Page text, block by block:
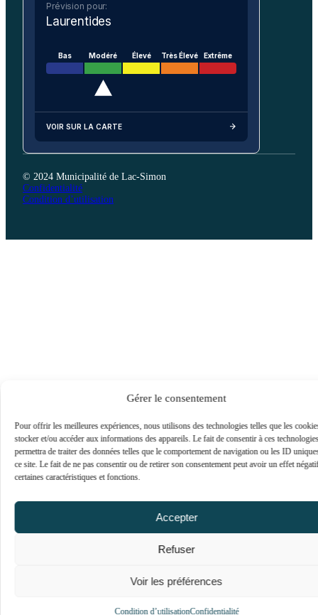
Gérer le consentement
Pour offrir les meilleures expériences, nous utilisons des technologies telles que les
stocker et/ou accéder aux informations des appareils. Le fait de consentir à ces
permettra de traiter des données telles que le comportement de navigation ou les ID
ce site. Le fait de ne pas consentir ou de retirer son consentement peut avoir un effet
certaines caractéristiques et fonctions.
Accepter
Refuser
Voir les préférences
Condition d’utilisationConfidentialité
Prévision pour:
Laurentides
Bas Modéré Élevé Très Élevé Extrême
VOIR SUR LA CARTE
© 2024 Municipalité de Lac-Simon
Confidentialité
Condition d’utilisation